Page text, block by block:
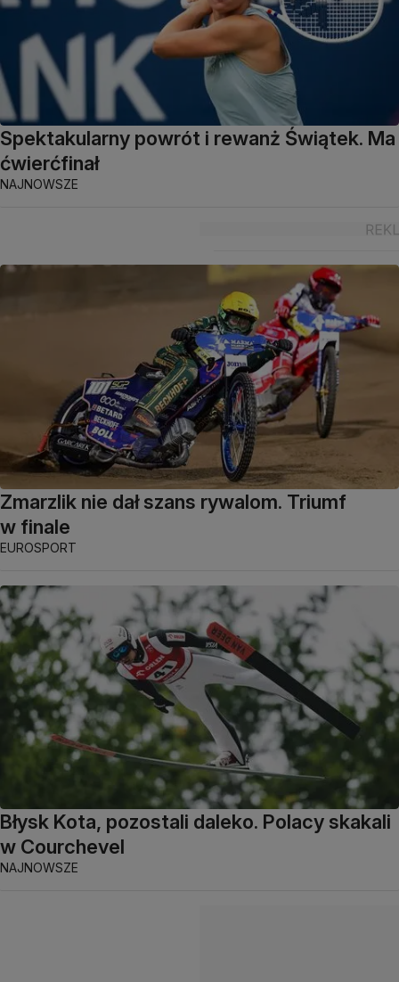
Spektakularny powrót i rewanż Świątek. Ma
ćwierćfinał
NAJNOWSZE
Zmarzlik nie dał szans rywalom. Triumf
w finale
EUROSPORT
Błysk Kota, pozostali daleko. Polacy skakali
w Courchevel
NAJNOWSZE